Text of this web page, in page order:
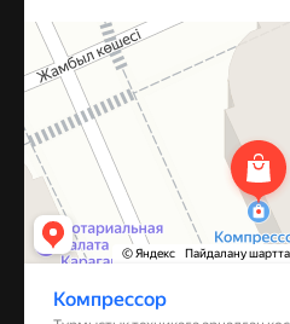
Компрессор
Запчасти и аксессуары для